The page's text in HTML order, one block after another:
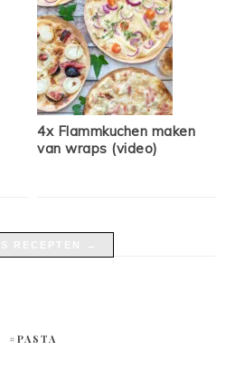
4x Flammkuchen maken
van wraps (video)
#PASTA